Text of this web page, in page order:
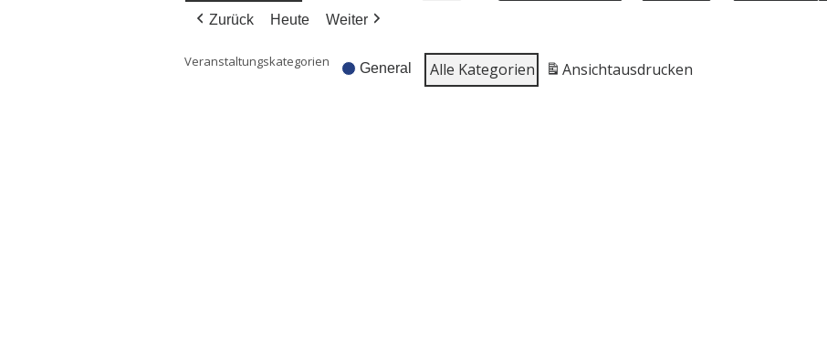
Zurück Heute Weiter
Veranstaltungskategorien General Alle Kate­go­rien Ansichtaus­dru­cken